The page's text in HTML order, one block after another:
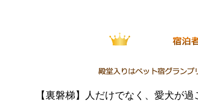
【裏磐梯】人だけでなく、愛犬が